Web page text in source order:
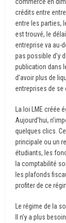
crédits entre
entre les parties,
est trouvé, le
entreprise va au-
pas possible d’y
publication dans
d’avoir plus de
entreprises de se
La loi LME créée
Aujourd’hui,
quelques clics.
principale ou un
étudiants, les
la comptabilité
les plafonds
profiter de ce
Le régime de la
Il n’y a plus